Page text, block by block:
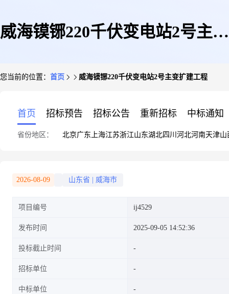
威海镆铘220千伏变电站2号主变
您当前的位置： 首页 威海镆铘220千伏变电站2号主变扩建工程
首页 招标预告 招标公告 重新招标 中标通知
省份地区： 北京广东 上海江苏浙江山东湖北四川 河北河南天津山
2026-08-09 山东省 威海市
项目编号 ij4529
发布时间 2025-09-05 14:52:36
投标截止时间
招标单位
中标单位